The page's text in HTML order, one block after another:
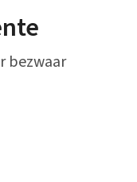
bezwaar